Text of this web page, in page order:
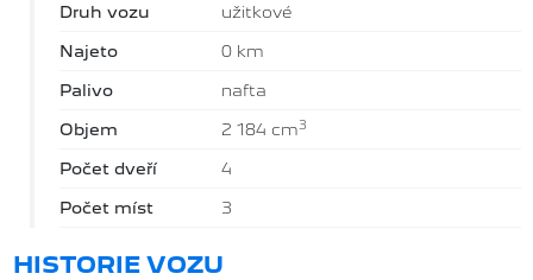
Druh vozu užitkové
Najeto 0 km
Palivo nafta
Objem 2 184 cm3
Počet dveří 4
Počet míst 3
HISTORIE VOZU